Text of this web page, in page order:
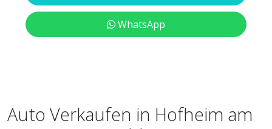
WhatsApp
Auto Verkaufen in Hofheim am